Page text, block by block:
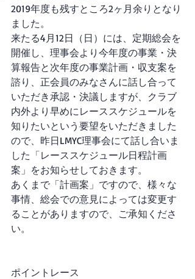
2019年度も残すところ2ヶ月余りとなり
ました。
来たる4月12日（日）には、定期総会を
開催し、理事会より今年度の事業・決
算報告と次年度の事業計画・収支案を
諮り、正会員のみなさんに話し合って
いただき承認・決議しますが、クラブ
内外より早めにレーススケジュールを
知りたいという要望をいただきました
ので、昨日LMYC理事会にて話し合いま
した「レーススケジュール日程計画
案」をお知らせしておきます。
あくまで「計画案」ですので、様々な
事情、総会での意見によっては変更す
ることがありますので、ご承知くださ
い。
ポイントレース